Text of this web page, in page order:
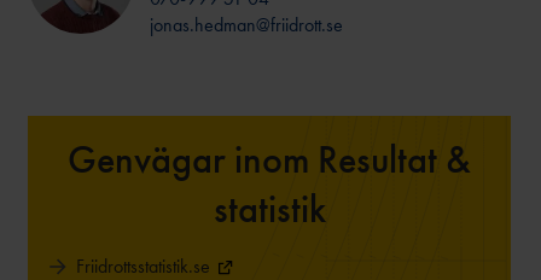
FRISK FRIIDROTT
jonas.hedman@friidrott.se
Genvägar inom Resultat &
statistik
Friidrottsstatistik.se